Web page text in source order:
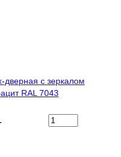
дверная с зеркалом
RAL 7043